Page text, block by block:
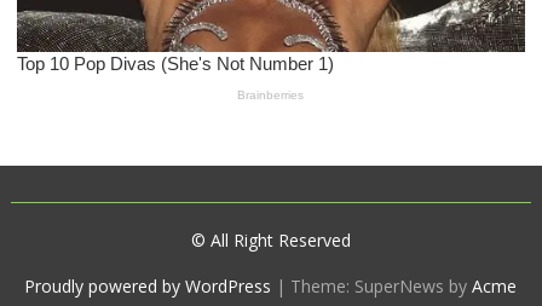
© All Right Reserved
Proudly powered by WordPress | Theme: SuperNews byAcme